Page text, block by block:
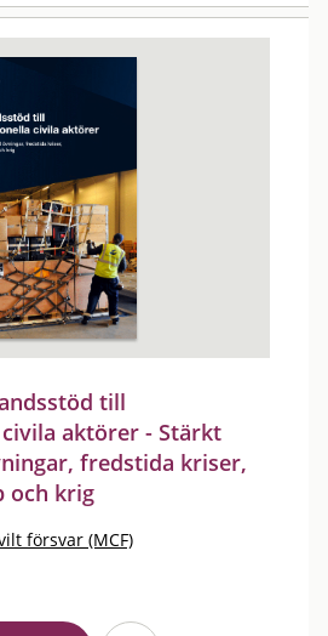
till
aktörer - Stärkt
fredstida kriser,
och krig
försvar (MCF)